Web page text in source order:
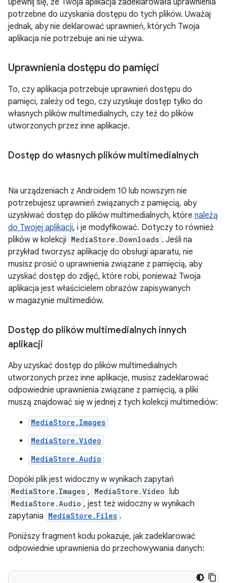
upewnij się, że Twoja aplikacja zadeklarowała uprawnienia
potrzebne do uzyskania dostępu do tych plików. Uważaj
jednak, aby nie deklarować uprawnień, których Twoja
aplikacja nie potrzebuje ani nie używa.
Uprawnienia dostępu do pamięci
To, czy aplikacja potrzebuje uprawnień dostępu do
pamięci, zależy od tego, czy uzyskuje dostęp tylko do
własnych plików multimedialnych, czy też do plików
utworzonych przez inne aplikacje.
Dostęp do własnych plików multimedialnych
Na urządzeniach z Androidem 10 lub nowszym nie
potrzebujesz uprawnień związanych z pamięcią, aby
uzyskiwać dostęp do plików multimedialnych, które należą
do Twojej aplikacji, i je modyfikować. Dotyczy to również
plików w kolekcji MediaStore.Downloads . Jeśli na
przykład tworzysz aplikację do obsługi aparatu, nie
musisz prosić o uprawnienia związane z pamięcią, aby
uzyskać dostęp do zdjęć, które robi, ponieważ Twoja
aplikacja jest właścicielem obrazów zapisywanych
w magazynie multimediów.
Dostęp do plików multimedialnych innych
aplikacji
Aby uzyskać dostęp do plików multimedialnych
utworzonych przez inne aplikacje, musisz zadeklarować
odpowiednie uprawnienia związane z pamięcią, a pliki
muszą znajdować się w jednej z tych kolekcji multimediów:
MediaStore.Images
MediaStore.Video
MediaStore.Audio
Dopóki plik jest widoczny w wynikach zapytań
MediaStore.Images , MediaStore.Video lub
MediaStore.Audio , jest też widoczny w wynikach
zapytania MediaStore.Files .
Poniższy fragment kodu pokazuje, jak zadeklarować
odpowiednie uprawnienia do przechowywania danych: